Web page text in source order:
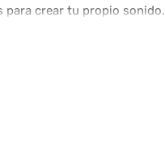
para crear tu propio sonido.